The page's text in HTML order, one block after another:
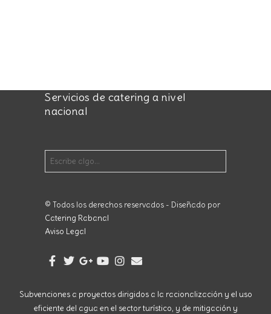
Servicios de catering a nivel
nacional
© Todos los derechos reservados - Diseñado por
Catering Rabanal
Aviso Legal
Subvenciones a proyectos dirigidos a la racionalización y el uso
eficiente del agua en el sector turístico, y de mitigación y